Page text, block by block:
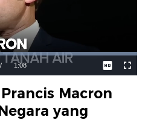
/ Durasi
1:08
Dimuat:
100.00%
Macron
yang